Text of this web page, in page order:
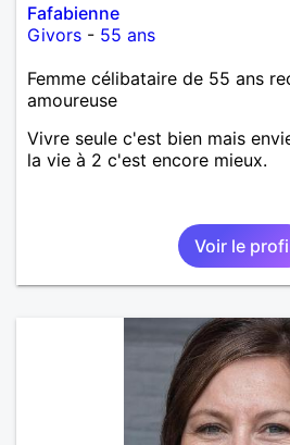
Fafabienne
Givors - 55 ans
Femme célibataire de 55 ans
amoureuse
Vivre seule c'est bien mais
la vie à 2 c'est encore mieux.
Voir le